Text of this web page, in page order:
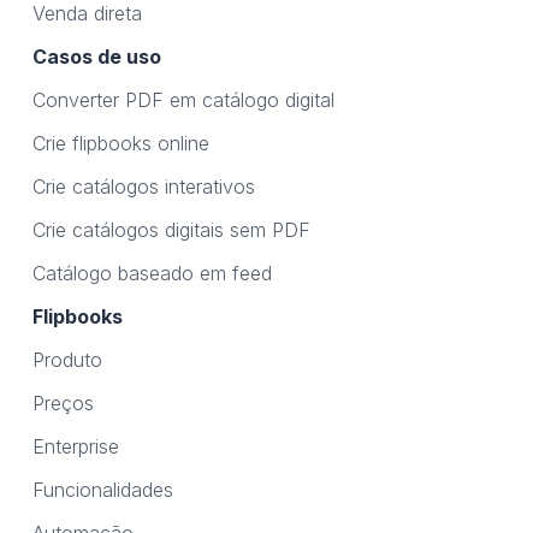
Venda direta
Casos de uso
Converter PDF em catálogo digital
Crie flipbooks online
Crie catálogos interativos
Crie catálogos digitais sem PDF
Catálogo baseado em feed
Flipbooks
Produto
Preços
Enterprise
Funcionalidades